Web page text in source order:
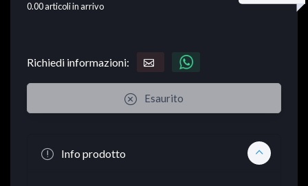
0.00articoli in arrivo
Richiedi informazioni:
Esaurito
Info prodotto